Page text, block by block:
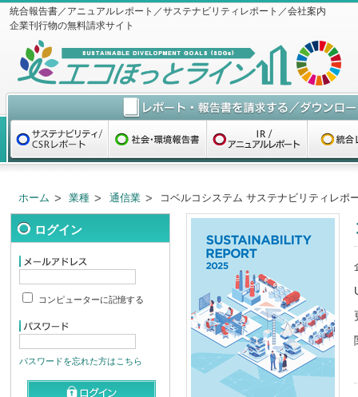
統合報告書／アニュアルレポート／サステナビリティレポート／会社案内
企業刊行物の無料請求サイト
ホーム 業種 通信業 コベルコシステム サステナビリティレポ
ログイン
コンピューターに記憶する
パスワードを忘れた方はこちら